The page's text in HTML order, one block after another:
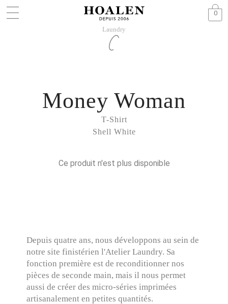
0
Laundry
T-Shirt
Shell White
Money Woman
Ce produit n'est plus disponible
Depuis quatre ans, nous développons au sein de
notre site finistérien l'Atelier Laundry. Sa
fonction première est de reconditionner nos
pièces de seconde main, mais il nous permet
aussi de créer des micro-séries imprimées
artisanalement en petites quantités.